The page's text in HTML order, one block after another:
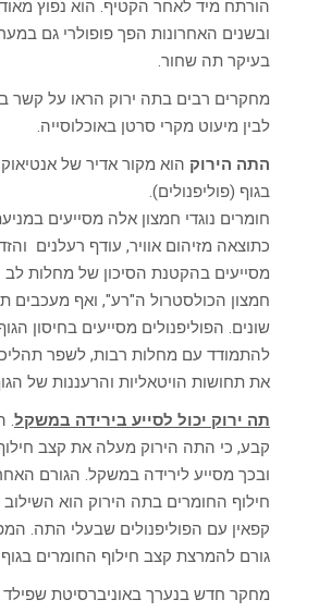
הורתח מיד לאחר הקטיף. הוא נפוץ מאוד
ובשנים האחרונות הפך פופולרי גם
בעיקר תה שחור.
מחקרים רבים בתה ירוק הראו על קשר
לבין מיעוט מקרי סרטן באוכלוסייה.
התה הירוק הוא מקור אדיר של
בגוף (פוליפנולים).
חומרים נוגדי חמצון אלה מסייעים
כתוצאה מזיהום אוויר, עודף רעלנים
מסייעים בהקטנת הסיכון של מחלות לב
חמצון הכולסטרול ה"רע", ואף מעכבים
שונים. הפוליפנולים מסייעים בחיסון
להתמודד עם מחלות רבות, לשפר תהליכי
את תחושות הויטאליות והרעננות של
תה ירוק יכול לסייע בירידה במשקל.
קבע, כי התה הירוק מעלה את קצב
ובכך מסייע לירידה במשקל. הגורם
חילוף החומרים בתה הירוק הוא
קפאין עם הפוליפנולים שבעלי התה.
גורם להמרצת קצב חילוף החומרים
מחקר חדש בנערך באוניברסיטת